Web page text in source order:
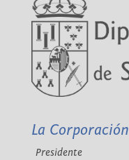
La Corporación
Presidente